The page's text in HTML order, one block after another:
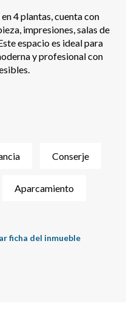
4 plantas, cuenta con
impresiones, salas de
espacio es ideal para
y profesional con
Conserje
Aparcamiento
ficha del inmueble
Siempre activas
aceptación de la